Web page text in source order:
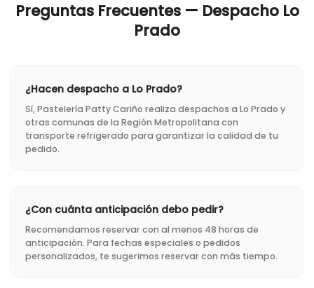
Preguntas Frecuentes — Despacho Lo
Prado
¿Hacen despacho a Lo Prado?
Sí, Pastelería Patty Cariño realiza despachos a Lo Prado y
otras comunas de la Región Metropolitana con
transporte refrigerado para garantizar la calidad de tu
pedido.
¿Con cuánta anticipación debo pedir?
Recomendamos reservar con al menos 48 horas de
anticipación. Para fechas especiales o pedidos
personalizados, te sugerimos reservar con más tiempo.